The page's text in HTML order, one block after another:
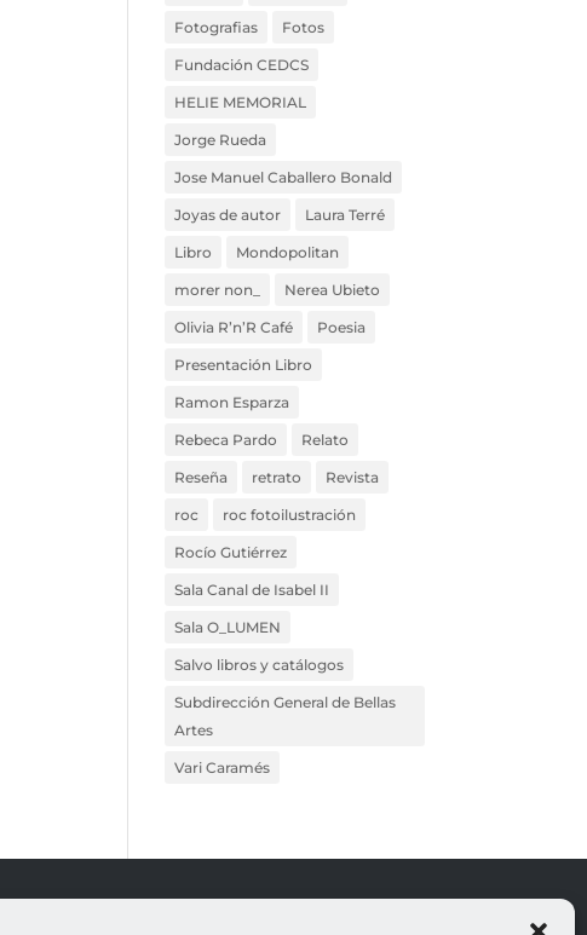
Fotografias Fotos
Fundación CEDCS
HELIE MEMORIAL
Jorge Rueda
Jose Manuel Caballero Bonald
Joyas de autor Laura Terré
Libro Mondopolitan
morer non_ Nerea Ubieto
Olivia R’n’R Café Poesia
Presentación Libro
Ramon Esparza
Rebeca Pardo Relato
Reseña retrato Revista
roc roc fotoilustración
Rocío Gutiérrez
Sala Canal de Isabel II
Sala O_LUMEN
Salvo libros y catálogos
Subdirección General de Bellas
Artes
Vari Caramés